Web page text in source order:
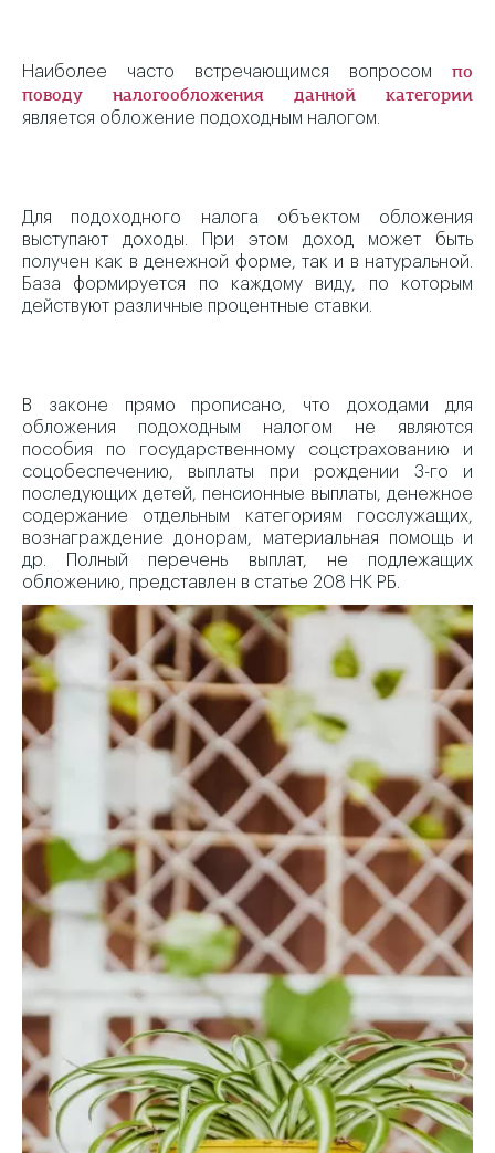
Наиболее часто встречающимся вопросом по
поводу налогообложения данной категории
является обложение подоходным налогом.
Для подоходного налога объектом обложения
выступают доходы. При этом доход может быть
получен как в денежной форме, так и в натуральной.
База формируется по каждому виду, по которым
действуют различные процентные ставки.
В законе прямо прописано, что доходами для
обложения подоходным налогом не являются
пособия по государственному соцстрахованию и
соцобеспечению, выплаты при рождении 3-го и
последующих детей, пенсионные выплаты, денежное
содержание отдельным категориям госслужащих,
вознаграждение донорам, материальная помощь и
др. Полный перечень выплат, не подлежащих
обложению, представлен в статье 208 НК РБ.